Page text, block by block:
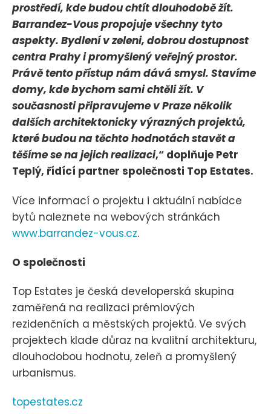
prostředí, kde budou chtít dlouhodobě žít.
Barrandez-Vous propojuje všechny tyto
aspekty. Bydlení v zeleni, dobrou dostupnost
centra Prahy i promyšlený veřejný prostor.
Právě tento přístup nám dává smysl. Stavíme
domy, kde bychom sami chtěli žít. V
současnosti připravujeme v Praze několik
dalších architektonicky výrazných projektů,
které budou na těchto hodnotách stavět a
těšíme se na jejich realizaci,“ doplňuje Petr
Teplý, řídící partner společnosti Top Estates.
Více informací o projektu i aktuální nabídce
bytů naleznete na webových stránkách
www.barrandez-vous.cz.
O společnosti
Top Estates je česká developerská skupina
zaměřená na realizaci prémiových
rezidenčních a městských projektů. Ve svých
projektech klade důraz na kvalitní architekturu,
dlouhodobou hodnotu, zeleň a promyšlený
urbanismus.
topestates.cz